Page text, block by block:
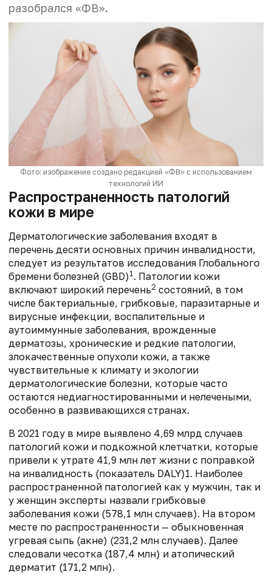
разобрался «ФВ».
Фото: изображение создано редакцией «ФВ» с использованием
технологий ИИ
Распространенность патологий
кожи в мире
Дерматологические заболевания входят в
перечень десяти основных причин инвалидности,
следует из результатов исследования Глобального
бремени болезней (GBD)1 . Патологии кожи
включают широкий перечень2 состояний, в том
числе бактериальные, грибковые, паразитарные и
вирусные инфекции, воспалительные и
аутоиммунные заболевания, врожденные
дерматозы, хронические и редкие патологии,
злокачественные опухоли кожи, а также
чувствительные к климату и экологии
дерматологические болезни, которые часто
остаются недиагностированными и нелечеными,
особенно в развивающихся странах.
В 2021 году в мире выявлено 4,69 млрд случаев
патологий кожи и подкожной клетчатки, которые
привели к утрате 41,9 млн лет жизни с поправкой
на инвалидность (показатель DALY)1. Наиболее
распространенной патологией как у мужчин, так и
у женщин эксперты назвали грибковые
заболевания кожи (578,1 млн случаев). На втором
месте по распространенности — обыкновенная
угревая сыпь (акне) (231,2 млн случаев). Далее
следовали чесотка (187,4 млн) и атопический
дерматит (171,2 млн).